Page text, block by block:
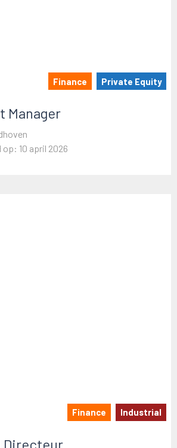
Finance Private Equity
Manager
op: 10 april 2026
Finance Industrial
Directeur